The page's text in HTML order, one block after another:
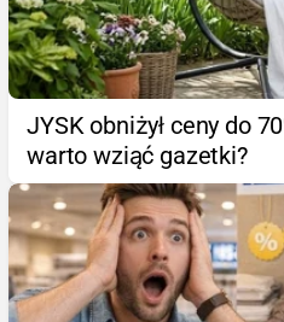
JYSK obniżył ceny do
warto wziąć gazetki?